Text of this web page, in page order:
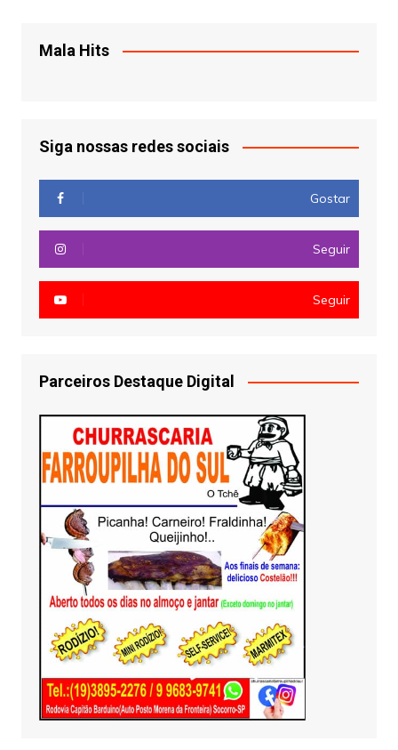
Mala Hits
Siga nossas redes sociais
Gostar
Seguir
Seguir
Parceiros Destaque Digital